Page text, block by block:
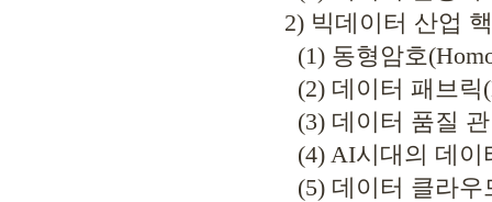
2) 빅데이터 산업
(1) 동형암호
(2) 데이터 패브릭
(3) 데이터 품질 관
(4) AI시대의 데이
(5) 데이터 클라우